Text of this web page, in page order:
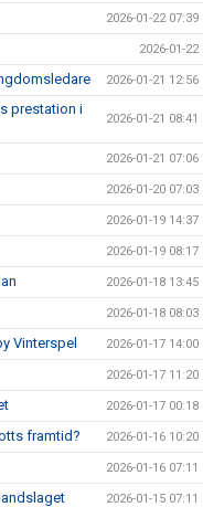
2026-01-22 07:39
2026-01-22
2026-01-21 12:56
prestation i
2026-01-21 08:41
2026-01-21 07:06
2026-01-20 07:03
2026-01-19 14:37
2026-01-19 08:17
2026-01-18 13:45
2026-01-18 08:03
Vinterspel 2026-01-17 14:00
2026-01-17 11:20
2026-01-17 00:18
framtid? 2026-01-16 10:20
2026-01-16 07:11
2026-01-15 07:11